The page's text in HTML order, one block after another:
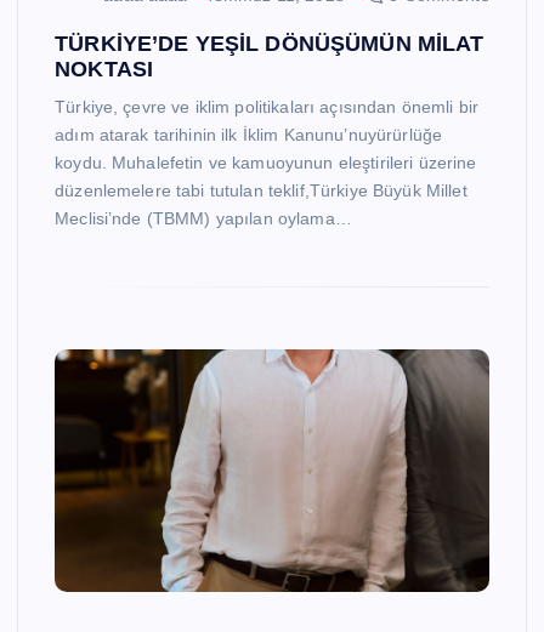
TÜRKİYE’DE YEŞİL DÖNÜŞÜMÜN MİLAT
NOKTASI
Türkiye, çevre ve iklim politikaları açısından önemli bir
adım atarak tarihinin ilk İklim Kanunu’nuyürürlüğe
koydu. Muhalefetin ve kamuoyunun eleştirileri üzerine
düzenlemelere tabi tutulan teklif,Türkiye Büyük Millet
Meclisi’nde (TBMM) yapılan oylama…